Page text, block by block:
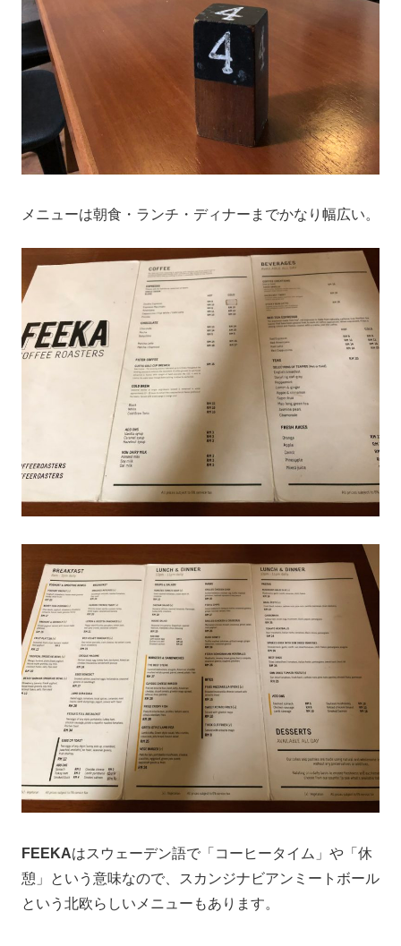
メニューは朝食・ランチ・ディナーまでかなり幅広い。
FEEKAはスウェーデン語で「コーヒータイム」や「休
憩」という意味なので、スカンジナビアンミートボール
という北欧らしいメニューもあります。